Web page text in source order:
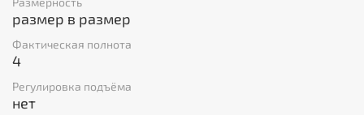
размер в размер
Фактическая полнота
4
Регулировка подъёма
нет